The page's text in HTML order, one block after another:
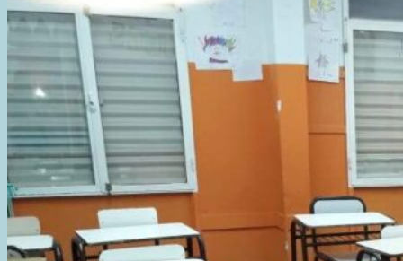
por
el
pago
unilateral
de
la
ayuda
escolar:
«Quedó
muy
atrás
frente
al
aumento
de
la